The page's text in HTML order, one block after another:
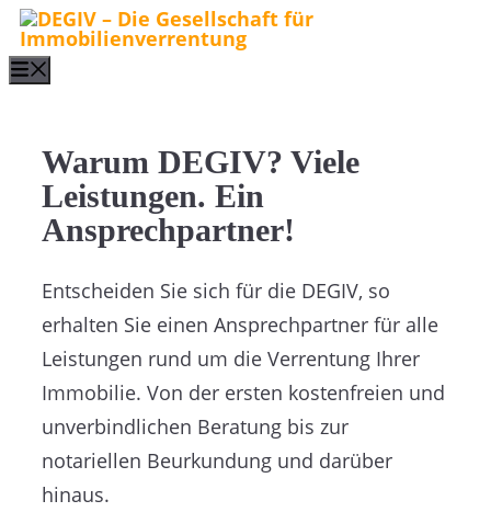
Zum
Inhalt
springen
Warum DEGIV? Viele
Leistungen. Ein
Ansprechpartner!
Entscheiden Sie sich für die DEGIV, so
erhalten Sie einen Ansprechpartner für alle
Leistungen rund um die Verrentung Ihrer
Immobilie. Von der ersten kostenfreien und
unverbindlichen Beratung bis zur
notariellen Beurkundung und darüber
hinaus.